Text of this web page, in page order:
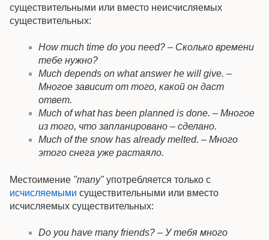
существительными или вместо неисчисляемых
существительных:
How much time do you need? – Сколько времени
тебе нужно?
Much depends on what answer he will give. –
Многое зависит от того, какой он даст
ответ.
Much of what has been planned is done. – Многое
из того, что запланировано – сделано.
Much of the snow has already melted. – Много
этого снега уже растаяло.
Местоимение "many"употребляется только с
исчисляемыми существительными или вместо
исчисляемых существительных:
Do you have many friends? – У тебя много